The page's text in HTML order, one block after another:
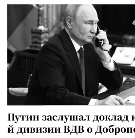
Путин заслушал доклад
й дивизии ВДВ о